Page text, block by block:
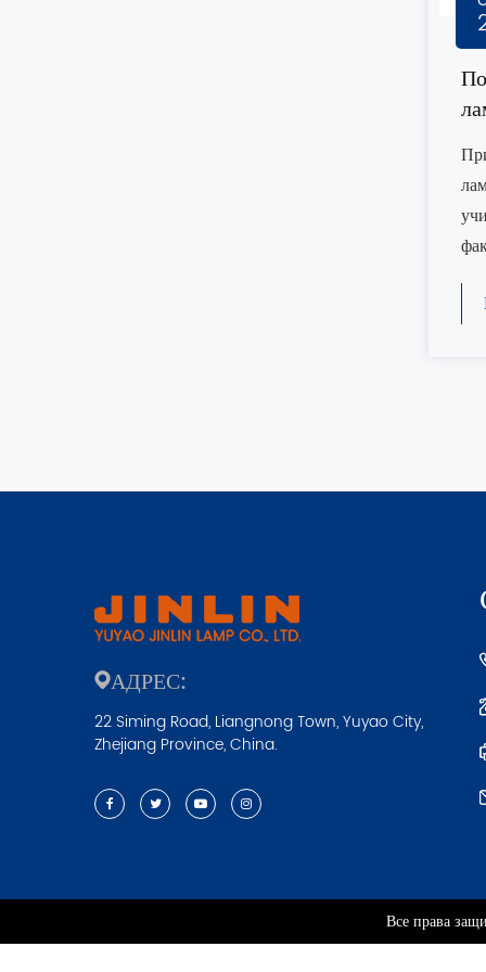
АДРЕС:
22 Siming Road, Liangnong Town, Yuyao City,
Zhejiang Province, China.
Все права